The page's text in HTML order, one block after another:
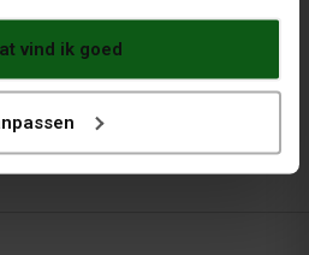
vind ik goed